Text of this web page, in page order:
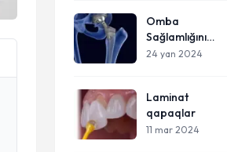
çıxıqlarının
cərrahi müalicəsi
Omba
Sağlamlığını
Yaxşılaşdıran
24 yan 2024
Laminat
qapaqlar
11 mar 2024